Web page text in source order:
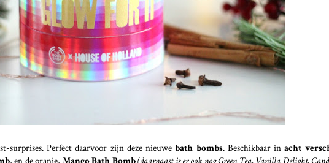
Perfect daarvoor zijn deze nieuwe bath bombs. Beschikbaar in acht